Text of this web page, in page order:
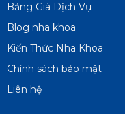
Bảng Giá Dịch Vụ
Blog nha khoa
Kiến Thức Nha Khoa
Chính sách bảo mật
Liên hệ